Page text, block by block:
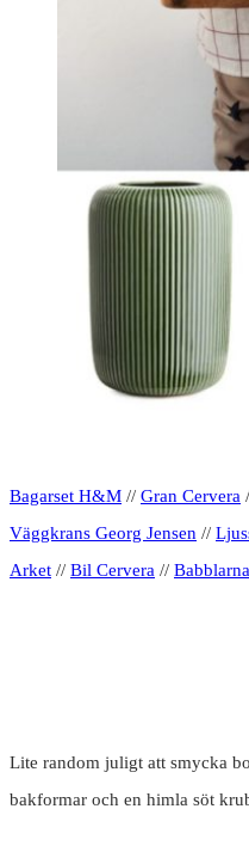
Bagarset H&M // Gran Cervera
Väggkrans Georg Jensen //
Arket // Bil Cervera //
Lite random juligt att smycka
bakformar och en himla söt